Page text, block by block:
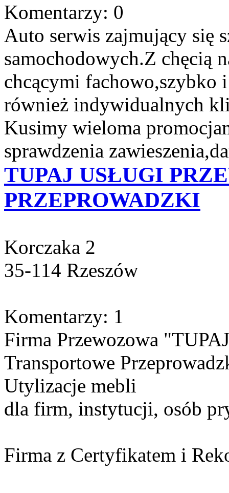
Komentarzy: 0
Auto serwis zajmujący się
samochodowych.Z chęcią
chcącymi fachowo,szybko
również indywidualnych
Kusimy wieloma
sprawdzenia
TUPAJ USŁUGI
PRZEPROWADZKI
Korczaka 2
35-114 Rzeszów
Komentarzy: 1
Firma Przewozowa
Transportowe
Utylizacje mebli
dla firm, instytucji, osób
Firma z Certyfikatem i